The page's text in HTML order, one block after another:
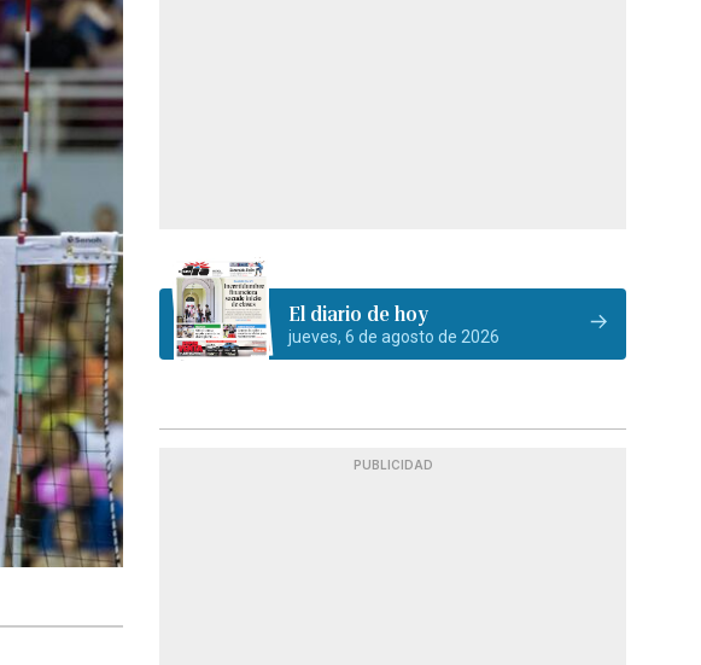
El diario de hoy
jueves, 6 de agosto de 2026
PUBLICIDAD